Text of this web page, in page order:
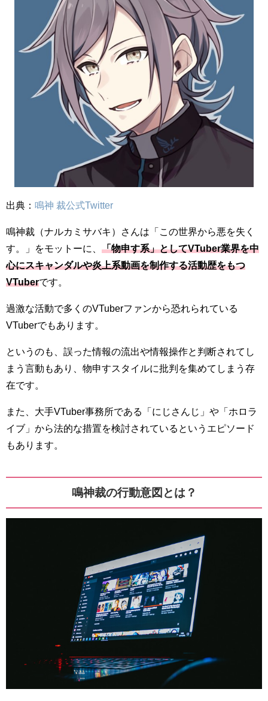
出典： 鳴神 裁公式Twitter
鳴神裁（ナルカミサバキ）さんは「この世界から悪を失く
す。」をモットーに、 「物申す系」としてVTuber業界を中
心にスキャンダルや炎上系動画を制作する活動歴をもつ
VTuberです。
過激な活動で多くのVTuberファンから恐れられている
VTuberでもあります。
というのも、誤った情報の流出や情報操作と判断されてし
まう言動もあり、物申すスタイルに批判を集めてしまう存
在です。
また、大手VTuber事務所である「にじさんじ」や「ホロラ
イブ」から法的な措置を検討されているというエピソード
もあります。
鳴神裁の行動意図とは？